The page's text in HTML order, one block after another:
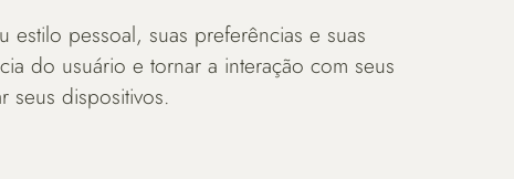
pessoal, suas preferências e suas
do usuário e tornar a interação com seus
seus dispositivos.